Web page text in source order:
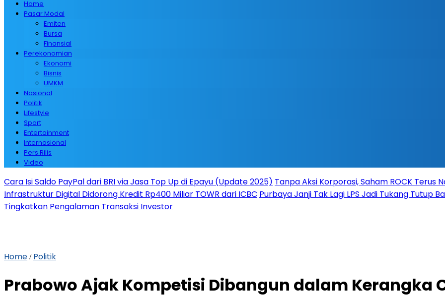
Home
Pasar Modal
Emiten
Bursa
Finansial
Perekonomian
Ekonomi
Bisnis
UMKM
Nasional
Politik
Lifestyle
Sport
Entertainment
Internasional
Pers Rilis
Video
Cara Isi Saldo PayPal dari BRI via Jasa Top Up di Epayu (Update 2025) Tanpa Aksi Korporasi, Saham ROCK Terus
Infrastruktur Digital Didorong Kredit Rp400 Miliar TOWR dari ICBC Purbaya Janji Tak Lagi LPS Jadi Tukang Tutup
Tingkatkan Pengalaman Transaksi Investor
Home / Politik
Prabowo Ajak Kompetisi Dibangun dalam Kerangka